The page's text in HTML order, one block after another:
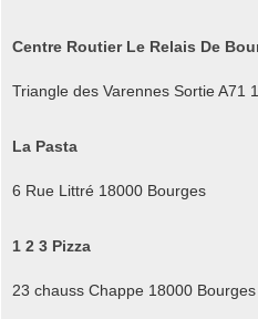
Centre Routier Le Relais De
Triangle des Varennes Sortie A71
La Pasta
6 Rue Littré 18000 Bourges
1 2 3 Pizza
23 chauss Chappe 18000 Bourges